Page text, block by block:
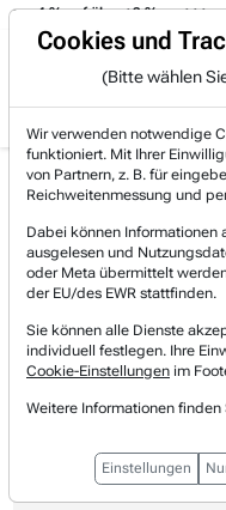
-4 % auf über +3 %.
Gratis Account Login
Home Newsticker MT
Update: Aktienmärkte
Update:
intraday,
vorrückt
MT Newswires
06.07.2026 um 20:11 Uhr
Cookies und
(Bitte wählen
Wir verwenden notwendige
funktioniert. Mit Ihrer
von Partnern, z. B. für
Reichweitenmessung und
Dabei können Informationen
ausgelesen und
oder Meta übermittelt
der EU/des EWR stattfinden.
Sie können alle Dienste
individuell festlegen. Ihre
Cookie-Einstellungen im
Weitere Informationen finden
Einstellungen